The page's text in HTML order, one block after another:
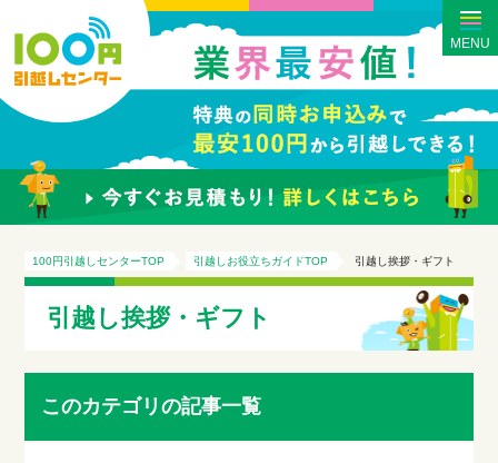
MENU
100円引越しセンターTOP 引越しお役立ちガイドTOP 引越し挨拶・ギフト
引越し挨拶・ギフト
このカテゴリの記事一覧